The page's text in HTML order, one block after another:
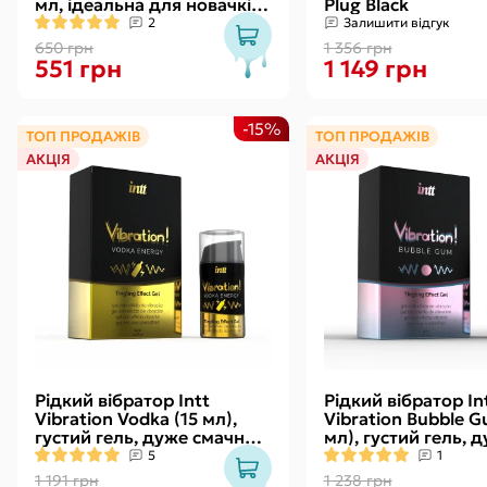
найкраща ціна/якість
2
650 грн
551 грн
Залишити відгук
1 356 грн
1 149 грн
ТОП ПРОДАЖІВ
АКЦІЯ
Рідкий вібратор Intt
Vibration Vodka (15 мл),
густий гель, дуже смачний,
діє до 30 хвилин
5
1 191 грн
-15%
ТОП ПРОДАЖІВ
АКЦІЯ
Рідкий вібратор
Vibration Bubble
мл), густий гель,
смачний, діє до
1
1 238 грн